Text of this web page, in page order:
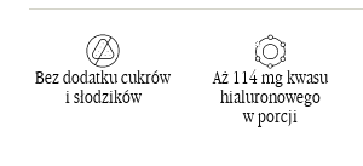
Bez dodatku cukrów
i słodzików
Aż 114 mg kwasu
hialuronowego
w porcji